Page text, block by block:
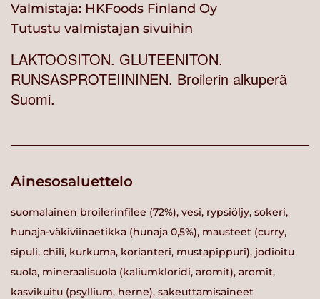
Valmistaja: HKFoods Finland Oy
Tutustu valmistajan sivuihin
LAKTOOSITON. GLUTEENITON.
RUNSASPROTEIININEN. Broilerin alkuperä
Suomi.
Ainesosaluettelo
suomalainen broilerinfilee (72%), vesi, rypsiöljy, sokeri,
hunaja-väkiviinaetikka (hunaja 0,5%), mausteet (curry,
sipuli, chili, kurkuma, korianteri, mustapippuri), jodioitu
suola, mineraalisuola (kaliumkloridi, aromit), aromit,
kasvikuitu (psyllium, herne), sakeuttamisaineet